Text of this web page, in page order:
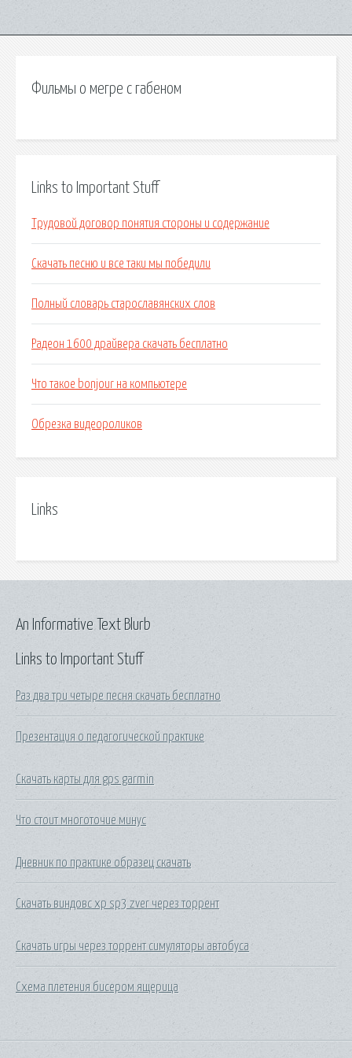
Фильмы о мегре с габеном
Links to Important Stuff
Трудовой договор понятия стороны и содержание
Скачать песню и все таки мы победили
Полный словарь старославянских слов
Радеон 1600 драйвера скачать бесплатно
Что такое bonjour на компьютере
Обрезка видеороликов
Links
Links to Important Stuff
Раз два три четыре песня скачать бесплатно
Презентация о педагогической практике
Скачать карты для gps garmin
Что стоит многоточие минус
Дневник по практике образец скачать
Скачать виндовс xp sp3 zver через торрент
Скачать игры через торрент симуляторы автобуса
Схема плетения бисером ящерица
An Informative Text Blurb